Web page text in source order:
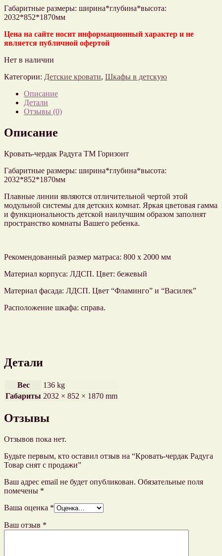
Габаритные размеры: ширина*глубина*высота:
2032*852*1870мм
Цена на сайте носит информационный характер и не
является публичной офертой
Нет в наличии
Категории: Детские кровати, Шкафы в детскую
Описание
Детали
Отзывы (0)
Описание
Кровать-чердак Радуга ТМ Горизонт
Габаритные размеры: ширина*глубина*высота:
2032*852*1870мм
Плавные линии являются отличительной чертой этой
модульной системы для детских комнат. Яркая цветовая гамма
и функциональность детской наилучшим образом заполнят
пространство комнаты Вашего ребенка.
Рекомендованный размер матраса: 800 х 2000 мм
Материал корпуса: ЛДСП. Цвет: бежевый
Материал фасада: ЛДСП. Цвет “Фламинго” и “Василек”
Расположение шкафа: справа.
Детали
Вес
136 kg
Габариты 2032 × 852 × 1870 mm
Отзывы
Отзывов пока нет.
Будьте первым, кто оставил отзыв на “Кровать-чердак Радуга
Товар снят с продажи”
Ваш адрес email не будет опубликован. Обязательные поля
помечены *
Ваша оценка *
Ваш отзыв *